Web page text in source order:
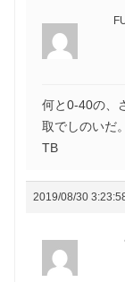
何と0-40の、
取でしのいだ。
TB
2019/08/30